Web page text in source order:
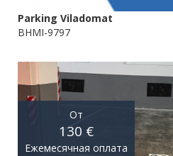
Parking Viladomat
BHMI-9797
От
130 €
Ежемесячная оплата